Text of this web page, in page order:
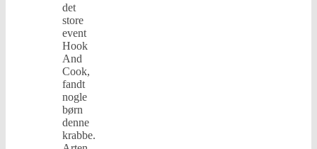
det
store
event
Hook
And
Cook,
fandt
nogle
børn
denne
krabbe.